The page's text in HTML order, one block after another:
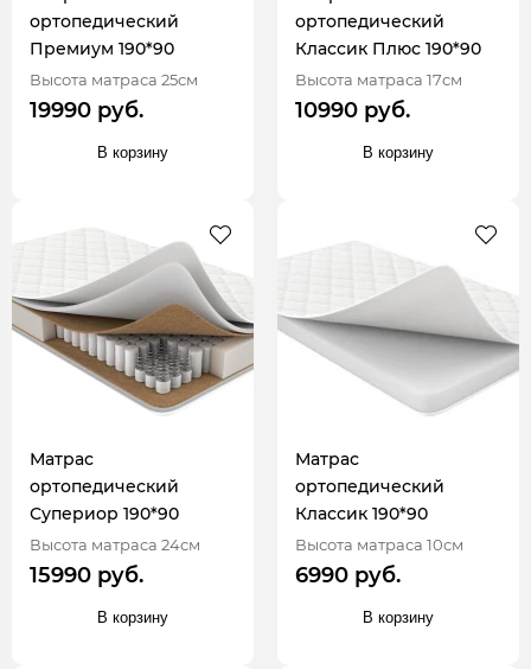
ортопедический
Премиум 190*90
Высота матраса 25см
19990 руб.
В корзину
ортопедический
Классик Плюс 190*90
Высота матраса 17см
10990 руб.
В корзину
Матрас
ортопедический
Супериор 190*90
Высота матраса 24см
15990 руб.
В корзину
Матрас
ортопедический
Классик 190*90
Высота матраса 10см
6990 руб.
В корзину